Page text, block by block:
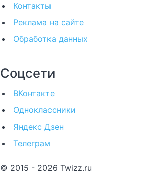
Контакты
Реклама на сайте
Обработка данных
Соцсети
ВКонтакте
Одноклассники
Яндекс Дзен
Телеграм
© 2015 - 2026 Twizz.ru